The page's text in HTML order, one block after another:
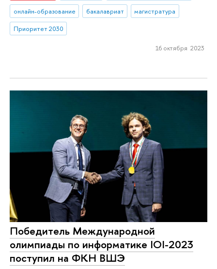
онлайн-образование
бакалавриат
магистратура
Приоритет 2030
16 октября 2023
Победитель Международной
олимпиады по информатике IOI-2023
поступил на ФКН ВШЭ